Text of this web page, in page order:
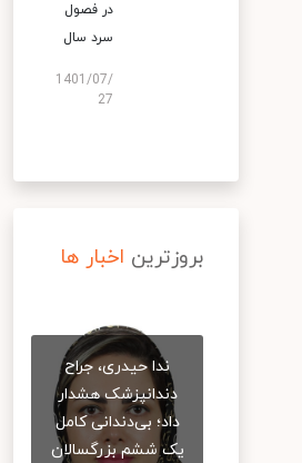
در فصول
سرد سال
1401/07/
27
بروزترین اخبار ها
ندا حیدری، جراح
دندانپزشک هشدار
داد؛ بی‌دندانی کامل
یک ششم بزرگسالان